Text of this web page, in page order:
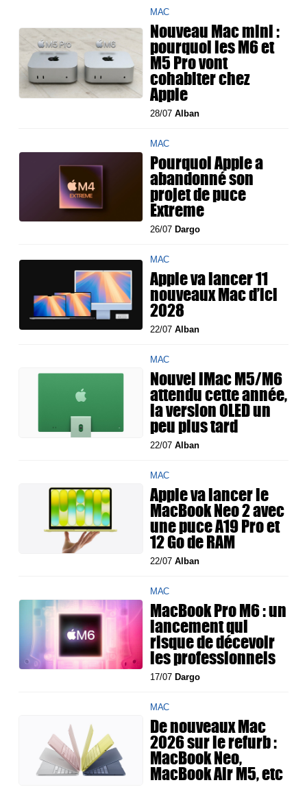
MAC
Nouveau Mac mini :
pourquoi les M6 et
M5 Pro vont
cohabiter chez
Apple
28/07Alban
MAC
Pourquoi Apple a
abandonné son
projet de puce
Extreme
26/07 Dargo
MAC
Apple va lancer 11
nouveaux Mac d’ici
2028
22/07Alban
MAC
Nouvel iMac M5/M6
attendu cette année,
la version OLED un
peu plus tard
22/07Alban
MAC
Apple va lancer le
MacBook Neo 2 avec
une puce A19 Pro et
12 Go de RAM
22/07Alban
MAC
MacBook Pro M6 : un
lancement qui
risque de décevoir
les professionnels
17/07 Dargo
MAC
De nouveaux Mac
2026 sur le refurb :
MacBook Neo,
MacBook Air M5, etc